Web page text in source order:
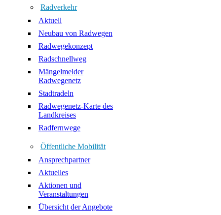
Radverkehr
Aktuell
Neubau von Radwegen
Radwegekonzept
Radschnellweg
Mängelmelder
Radwegenetz
Stadtradeln
Radwegenetz-Karte des
Landkreises
Radfernwege
Öffentliche Mobilität
Ansprechpartner
Aktuelles
Aktionen und
Veranstaltungen
Übersicht der Angebote